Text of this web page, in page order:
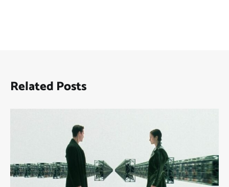
Related Posts